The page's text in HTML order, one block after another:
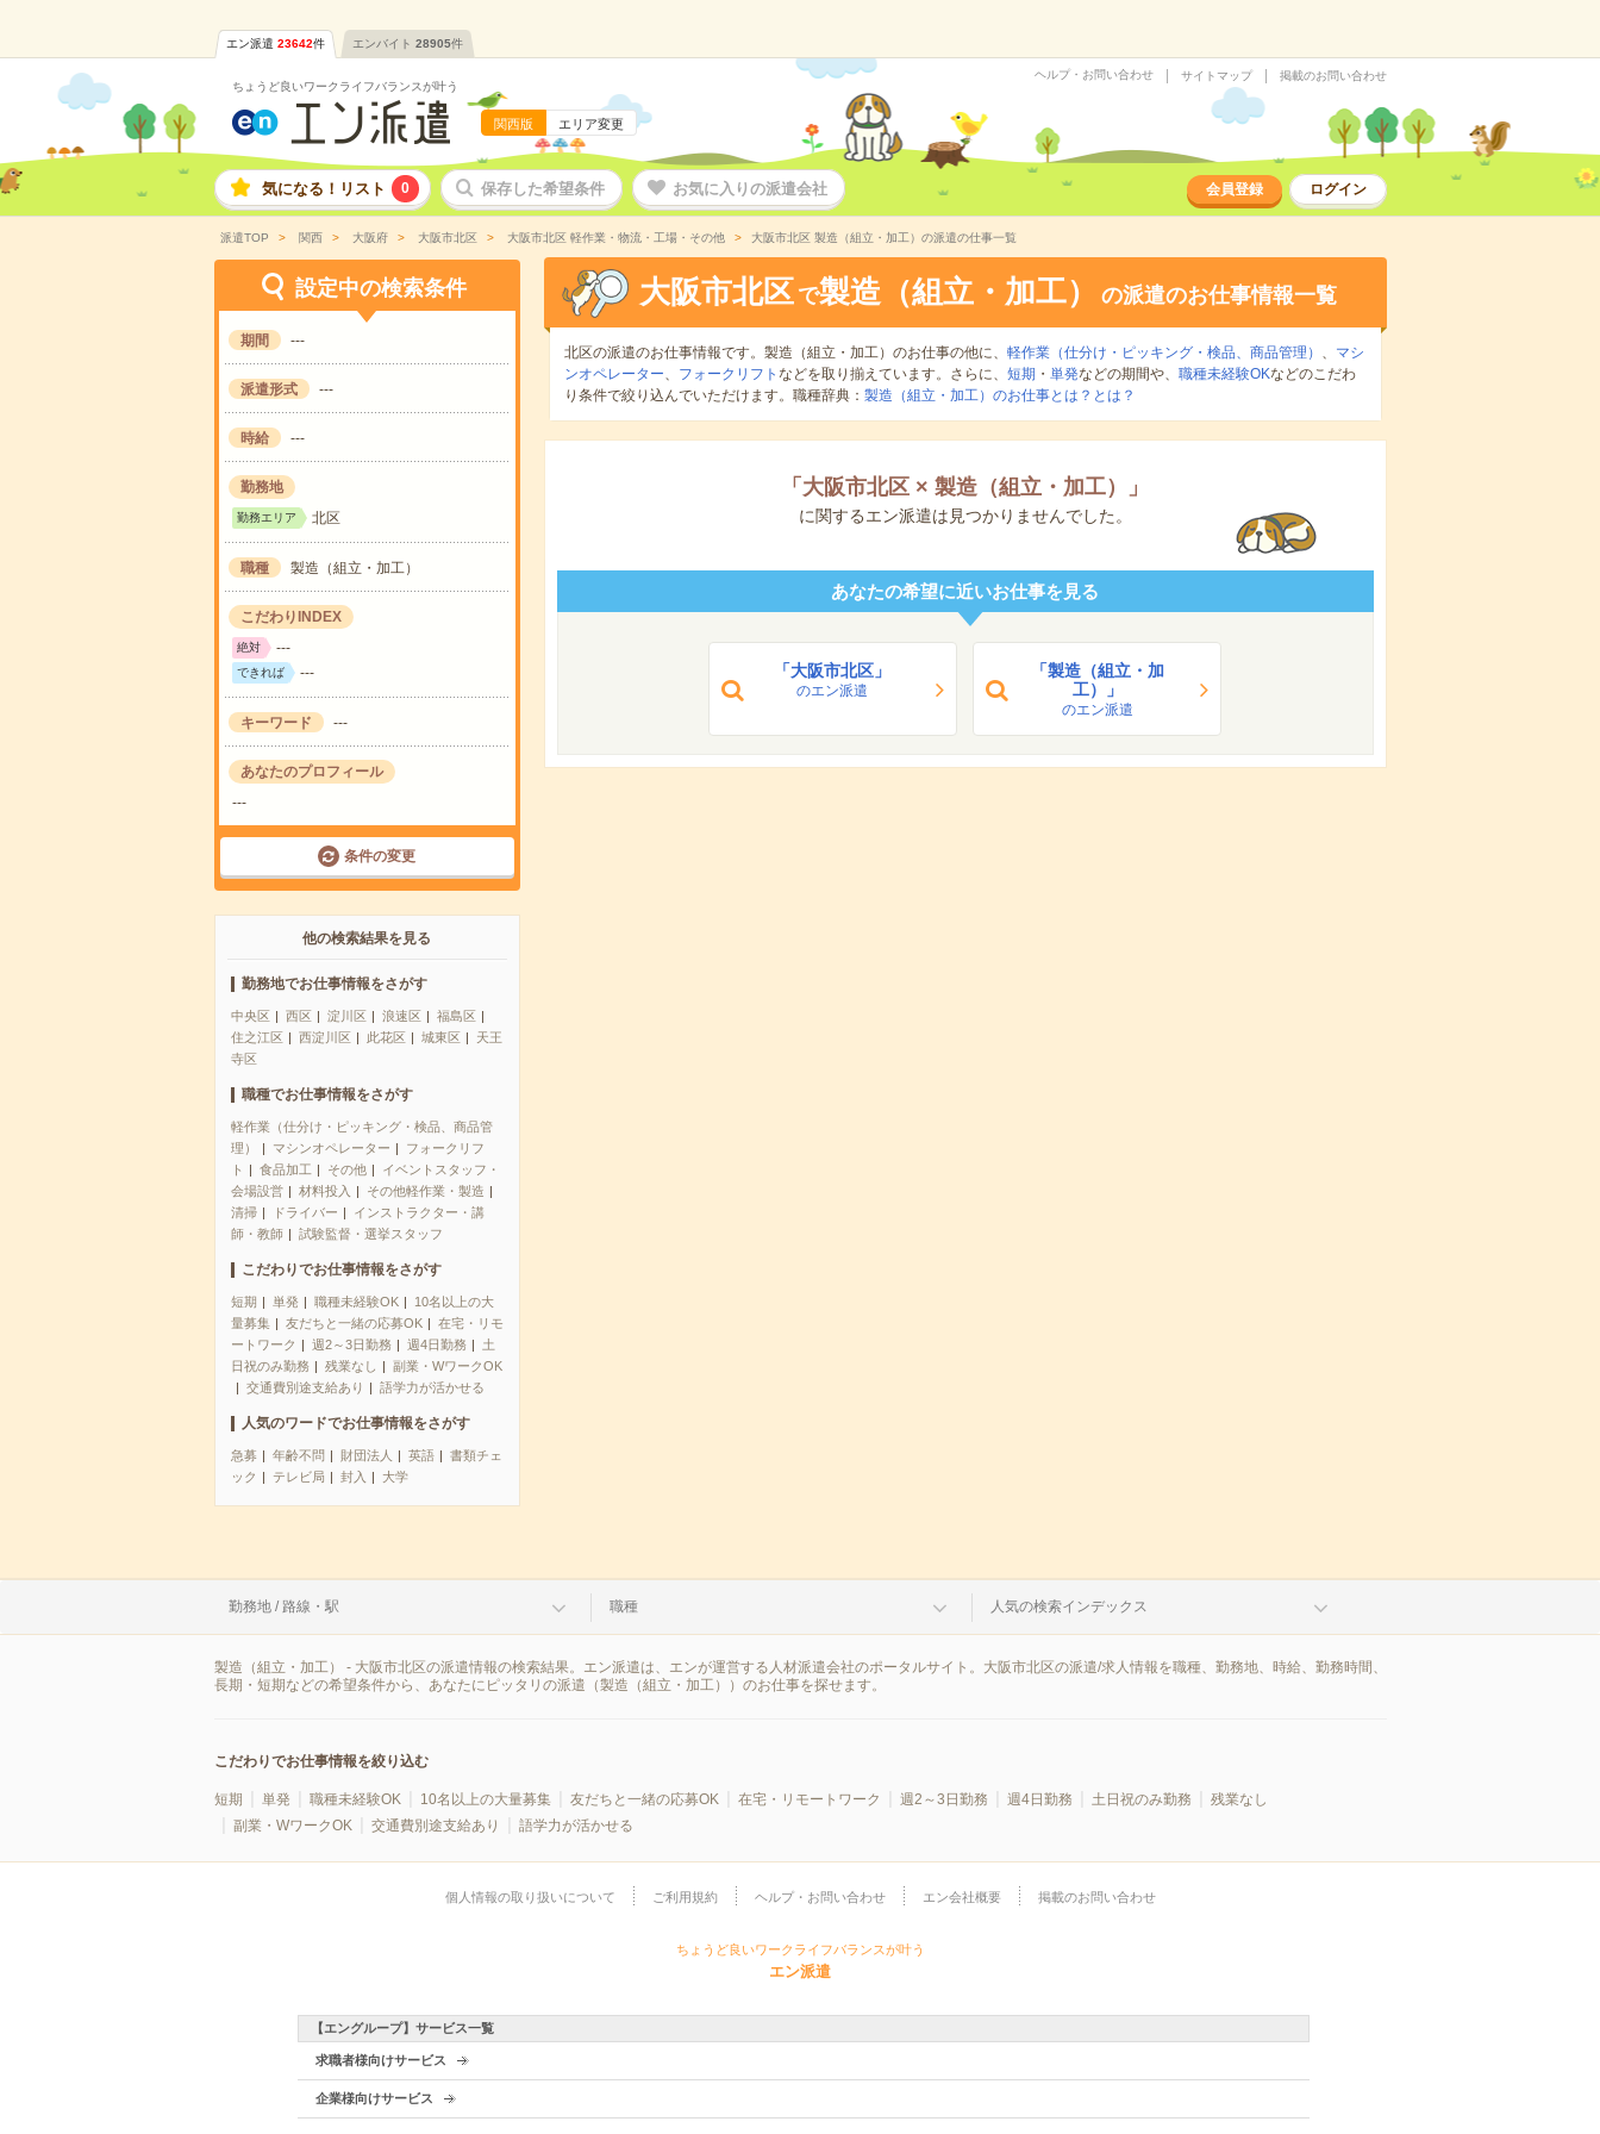
エン派遣 23642件 エンバイト 28905件
ちょうど良いワークライフバランスが叶う
関西版 エリア変更
ヘルプ・お問い合わせ サイトマップ 掲載のお問い合わせ
気になる！リスト 0 保存した希望条件 お気に入りの派遣会社 会員登録 ログイン
派遣TOP 関西 大阪府 大阪市北区 大阪市北区 軽作業・物流・工場・その他 大阪市北区 製造（組立・加工）の派遣の仕事一覧
設定中の検索条件
期間 ---
派遣形式 ---
時給 ---
勤務地
勤務エリア 北区
職種 製造（組立・加工）
こだわりINDEX
絶対 ---
できれば ---
キーワード ---
あなたのプロフィール
---
条件の変更
他の検索結果を見る
勤務地でお仕事情報をさがす
中央区 西区 淀川区 浪速区
福島区
住之江区
西淀川区 此花区 城東区
天王
寺区
職種でお仕事情報をさがす
軽作業（仕分け・ピッキング・検品、商品管
理）
マシンオペレーター
フォークリフ
ト
食品加工 その他
イベントスタッフ・
会場設営
材料投入
その他軽作業・製造
清掃
ドライバー
インストラクター・講
師・教師
試験監督・選挙スタッフ
こだわりでお仕事情報をさがす
短期 単発 職種未経験OK
10名以上の大
量募集
友だちと一緒の応募OK
在宅・リモ
ートワーク
週2～3日勤務 週4日勤務
土
日祝のみ勤務
残業なし
副業・WワークOK
交通費別途支給あり
語学力が活かせる
人気のワードでお仕事情報をさがす
急募 年齢不問 財団法人 英語
書類チェ
ック
テレビ局 封入 大学
大阪市北区 で製造（組立・加工） の派遣のお仕事情報一覧
北区の派遣のお仕事情報です。製造（組立・加工）のお仕事の他に、 軽作業（仕分け・ピッキング・検品、商品管理） 、
マシ
ンオペレーター、 フォークリフト などを取り揃えています。さらに、 短期 ・ 単発などの期間や、 職種未経験OKなどのこだわ
り条件で絞り込んでいただけます。職種辞典： 製造（組立・加工）のお仕事とは？とは？
「 大阪市北区 × 製造（組立・加工） 」
に関するエン派遣は見つかりませんでした。
あなたの希望に近いお仕事を見る
「大阪市北区」
のエン派遣
「製造（組立・加
工）」
のエン派遣
勤務地 / 路線・駅 職種 人気の検索インデックス
製造（組立・加工） - 大阪市北区の派遣情報の検索結果。エン派遣は、エンが運営する人材派遣会社のポータルサイト。大阪市北区の派遣/求人情報を職種、勤務地、時給、勤務時間、
長期・短期などの希望条件から、あなたにピッタリの派遣（製造（組立・加工））のお仕事を探せます。
こだわりでお仕事情報を絞り込む
短期 単発 職種未経験OK 10名以上の大量募集 友だちと一緒の応募OK 在宅・リモートワーク 週2～3日勤務 週4日勤務 土日祝のみ勤務
残業なし
副業・WワークOK
交通費別途支給あり 語学力が活かせる
個人情報の取り扱いについて ご利用規約 ヘルプ・お問い合わせ エン会社概要 掲載のお問い合わせ
ちょうど良いワークライフバランスが叶う
エン派遣
【エングループ】サービス一覧
求職者様向けサービス
企業様向けサービス